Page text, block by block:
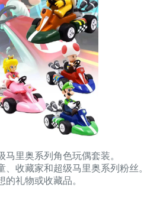
马里奥系列角色玩偶套装。
、收藏家和超级马里奥系列粉丝。
的礼物或收藏品。